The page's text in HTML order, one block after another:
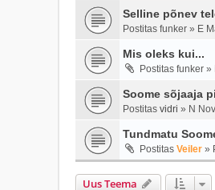
Selline põnev
Postitas funker » E
Mis oleks kui...
Postitas funker »
Soome sõjaaja
Postitas vidri » N
Tundmatu
Postitas Veiler »
Uus Teema